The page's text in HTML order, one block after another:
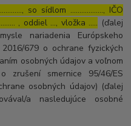
so sídlom ………………, IČO
, oddiel …, vložka ….. (ďalej
nariadenia Európskeho
679 o ochrane fyzických
osobných údajov a voľnom
zrušení smernice 95/46/ES
osobných údajov) (ďalej
a nasledujúce osobné